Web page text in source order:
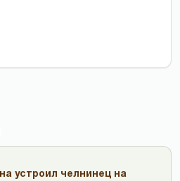
устроил челнинец на